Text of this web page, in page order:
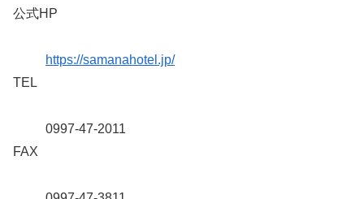
公式HP
https://samanahotel.jp/
TEL
0997-47-2011
FAX